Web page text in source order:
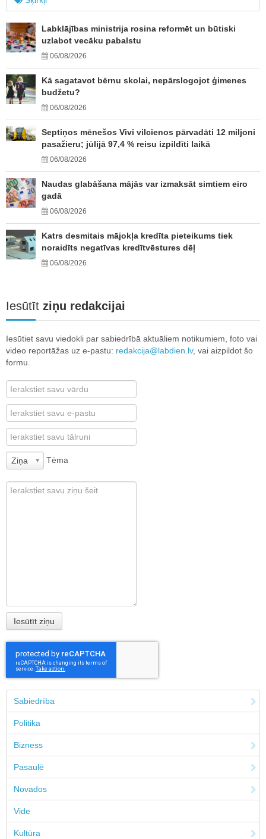
Labklājības ministrija rosina reformēt un būtiski
uzlabot vecāku pabalstu
06/08/2026
Kā sagatavot bērnu skolai, nepārslogojot ģimenes
budžetu?
06/08/2026
Septiņos mēnešos Vivi vilcienos pārvadāti 12 miljoni
pasažieru; jūlijā 97,4 % reisu izpildīti laikā
06/08/2026
Naudas glabāšana mājās var izmaksāt simtiem eiro
gadā
06/08/2026
Katrs desmitais mājokļa kredīta pieteikums tiek
noraidīts negatīvas kredītvēstures dēļ
06/08/2026
Iesūtīt ziņu redakcijai
Iesūtiet savu viedokli par sabiedrībā aktuāliem notikumiem, foto vai
video reportāžas uz e-pastu: redakcija@labdien.lv, vai aizpildot šo
formu.
Ziņa Tēma
Sabiedrība
Politika
Bizness
Pasaulē
Novados
Vide
Kultūra